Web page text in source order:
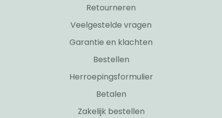
Retourneren
Veelgestelde vragen
Garantie en klachten
Bestellen
Herroepingsformulier
Betalen
Zakelijk bestellen